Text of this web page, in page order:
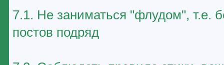
7.1. Не заниматься "флудом", т.е.
постов подряд